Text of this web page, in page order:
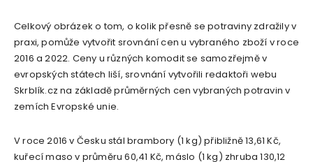
Celkový obrázek o tom, o kolik přesně se potraviny zdražily v
praxi, pomůže vytvořit srovnání cen u vybraného zboží v roce
2016 a 2022. Ceny u různých komodit se samozřejmě v
evropských státech liší, srovnání vytvořili redaktoři webu
Skrblík.cz na základě průměrných cen vybraných potravin v
zemích Evropské unie.
V roce 2016 v Česku stál brambory (1 kg) přibližně 13,61 Kč,
kuřecí maso v průměru 60,41 Kč, máslo (1 kg) zhruba 130,12